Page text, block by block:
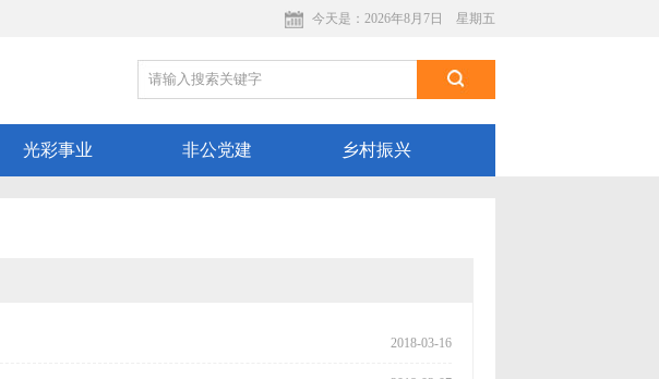
2026年8月7日 星期五
今天是：
光彩事业 非公党建 乡村振兴
2018-03-16